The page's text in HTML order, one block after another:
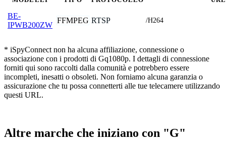
BE-
IPWB200ZW
FFMPEG RTSP /H264
* iSpyConnect non ha alcuna affiliazione, connessione o
associazione con i prodotti di Gq1080p. I dettagli di connessione
forniti qui sono raccolti dalla comunità e potrebbero essere
incompleti, inesatti o obsoleti. Non forniamo alcuna garanzia o
assicurazione che tu possa connetterti alle tue telecamere utilizzando
questi URL.
Altre marche che iniziano con "G"